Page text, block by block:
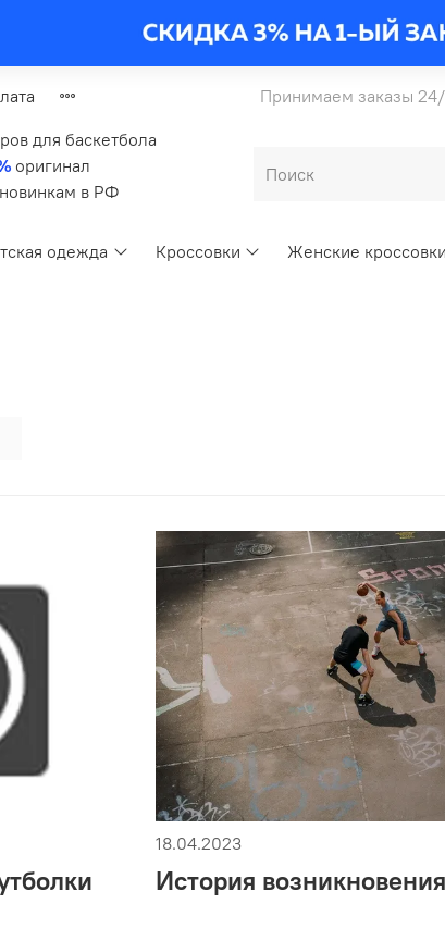
Принимаем заказы
для баскетбола
оригинал
в РФ
одежда Кроссовки Женские кроссовки
18.04.2023
История